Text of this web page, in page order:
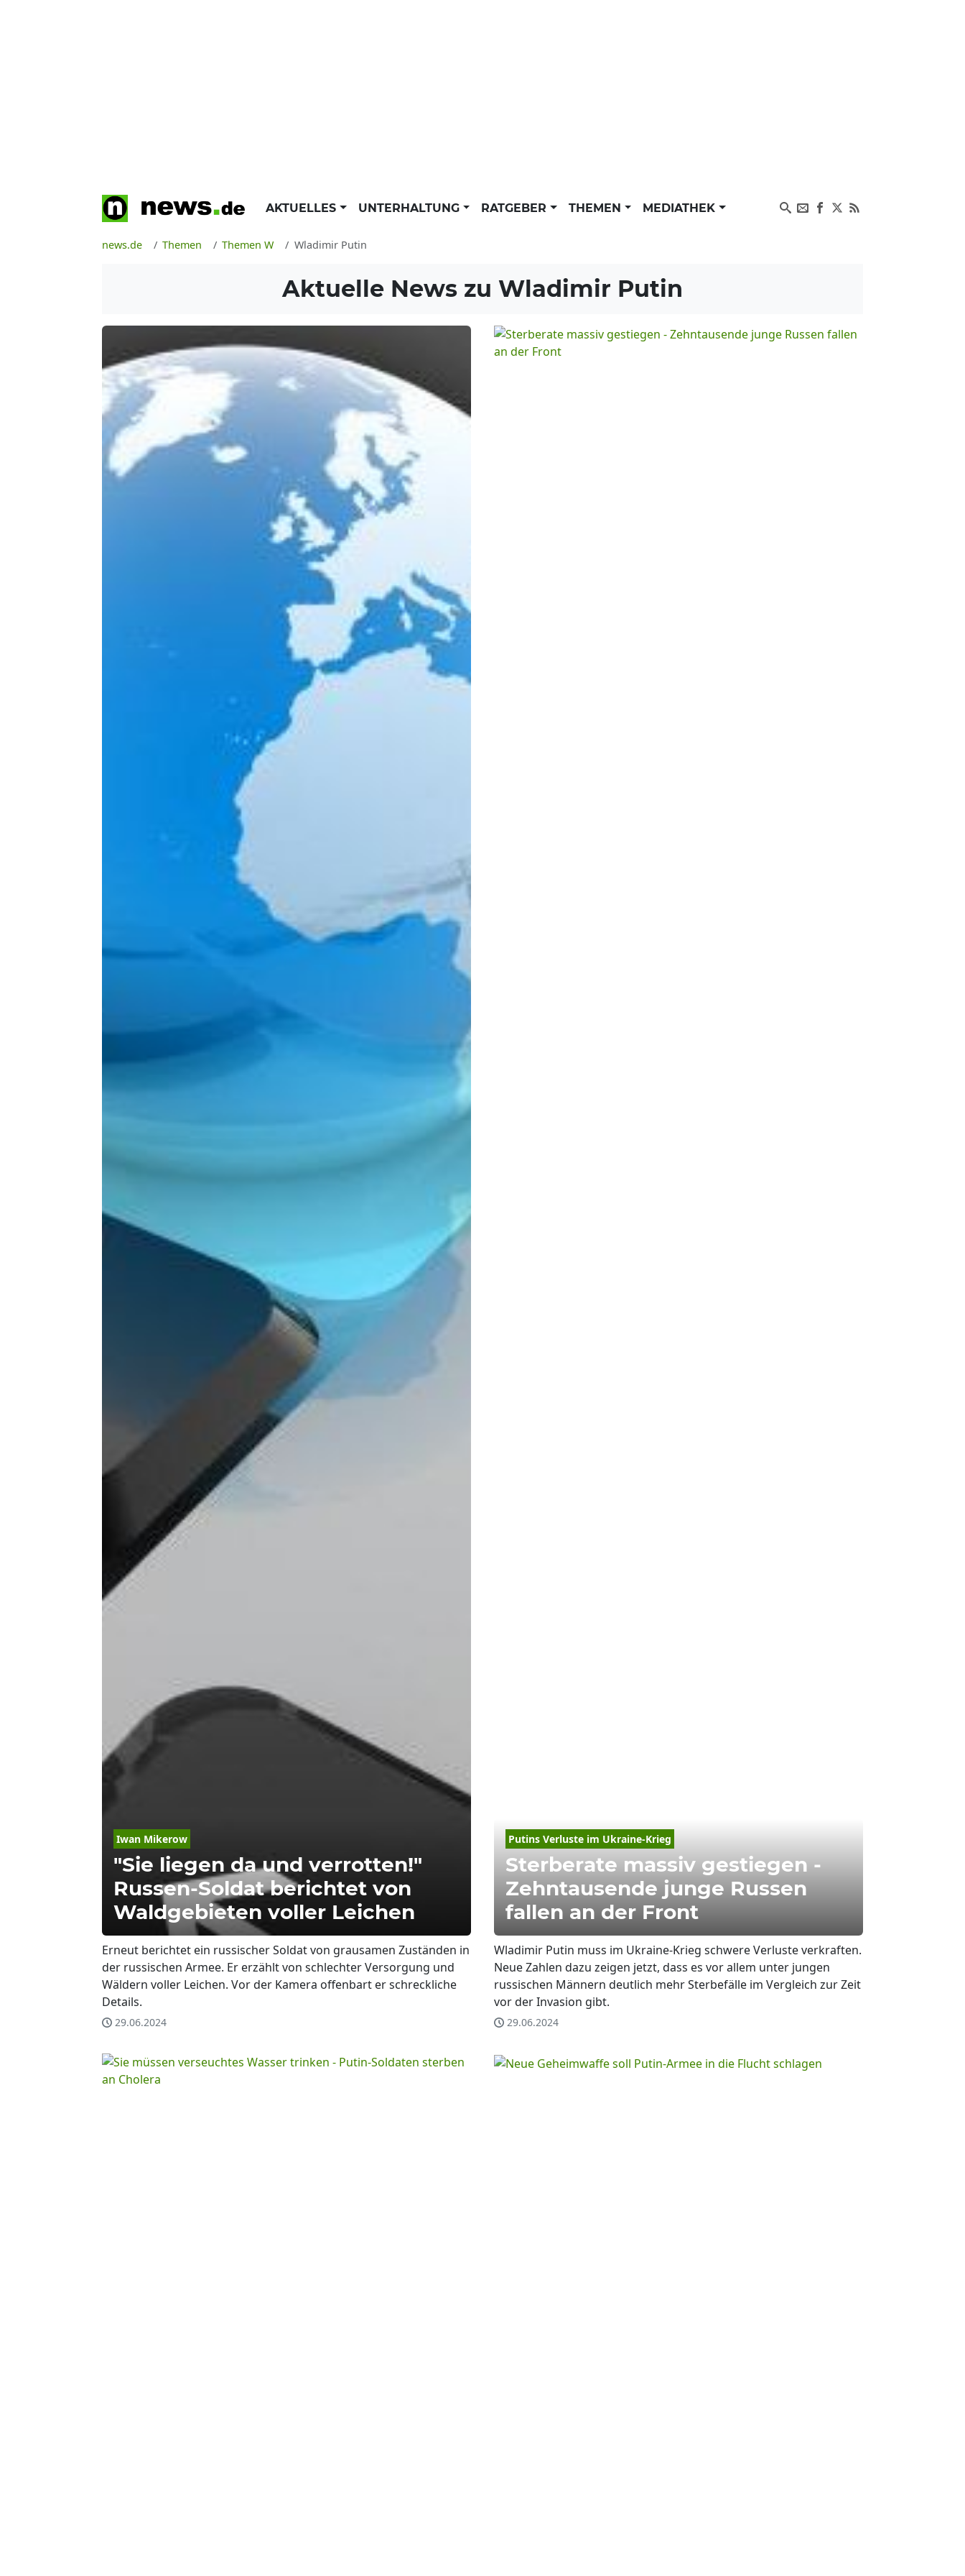
AKTUELLES UNTERHALTUNG RATGEBER THEMEN MEDIATHEK
news.de Themen Themen W Wladimir Putin
Aktuelle News zu Wladimir Putin
Iwan Mikerow
"Sie liegen da und verrotten!"
Russen-Soldat berichtet von
Waldgebieten voller Leichen
Erneut berichtet ein russischer Soldat von grausamen Zuständen in
der russischen Armee. Er erzählt von schlechter Versorgung und
Wäldern voller Leichen. Vor der Kamera offenbart er schreckliche
Details.
29.06.2024
Putins Verluste im Ukraine-Krieg
Sterberate massiv gestiegen -
Zehntausende junge Russen
fallen an der Front
Wladimir Putin muss im Ukraine-Krieg schwere Verluste verkraften.
Neue Zahlen dazu zeigen jetzt, dass es vor allem unter jungen
russischen Männern deutlich mehr Sterbefälle im Vergleich zur Zeit
vor der Invasion gibt.
29.06.2024